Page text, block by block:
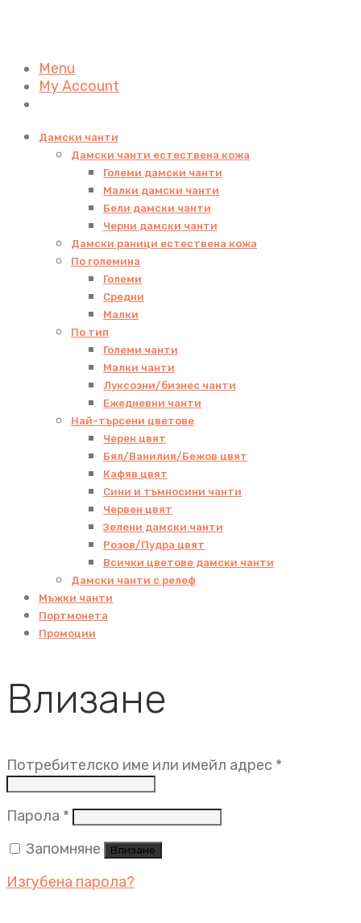
Menu
My Account
Дамски чанти
Дамски чанти естествена кожа
Големи дамски чанти
Малки дамски чанти
Бели дамски чанти
Черни дамски чанти
Дамски раници естествена кожа
По големина
Големи
Средни
Малки
По тип
Големи чанти
Малки чанти
Луксозни/бизнес чанти
Ежедневни чанти
Най-търсени цветове
Черен цвят
Бял/Ванилия/Бежов цвят
Кафяв цвят
Сини и тъмносини чанти
Червен цвят
Зелени дамски чанти
Розов/Пудра цвят
Всички цветове дамски чанти
Дамски чанти с релеф
Мъжки чанти
Портмонета
Промоции
Влизане
Потребителско име или имейл адрес *
Парола * Задължително
Запомняне
Влизане
Изгубена парола?